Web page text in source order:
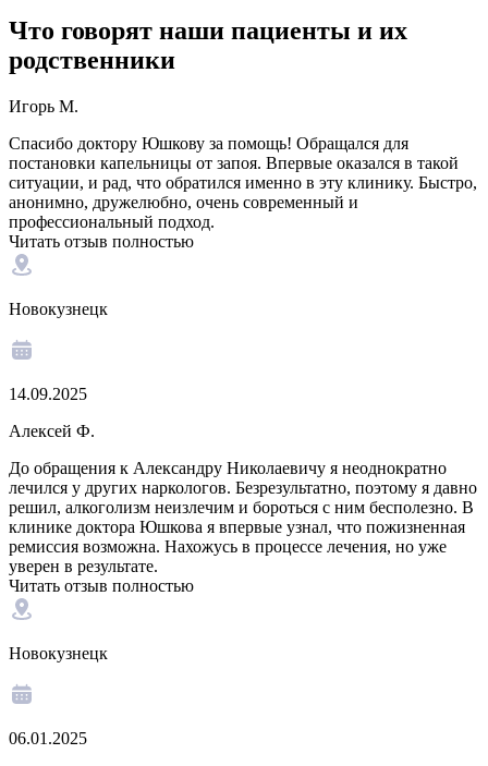
Что говорят наши пациенты и их
родственники
Игорь М.
Спасибо доктору Юшкову за помощь! Обращался для
постановки капельницы от запоя. Впервые оказался в такой
ситуации, и рад, что обратился именно в эту клинику. Быстро,
анонимно, дружелюбно, очень современный и
профессиональный подход.
Читать отзыв полностью
Новокузнецк
14.09.2025
Алексей Ф.
До обращения к Александру Николаевичу я неоднократно
лечился у других наркологов. Безрезультатно, поэтому я давно
решил, алкоголизм неизлечим и бороться с ним бесполезно. В
клинике доктора Юшкова я впервые узнал, что пожизненная
ремиссия возможна. Нахожусь в процессе лечения, но уже
уверен в результате.
Читать отзыв полностью
Новокузнецк
06.01.2025